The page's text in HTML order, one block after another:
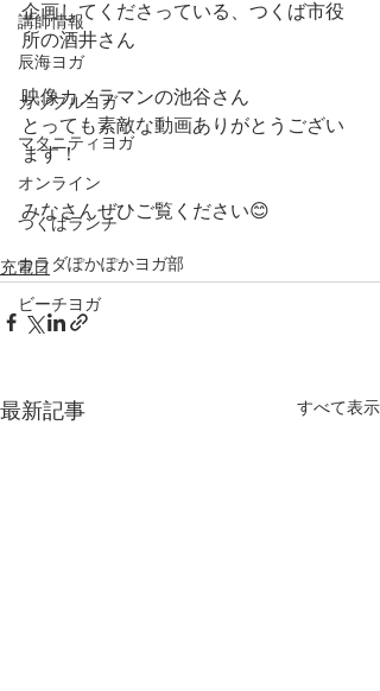
講師情報
辰海ヨガ
カップルヨガ
マタニティヨガ
オンライン
つくばランチ
カラダぽかぽかヨガ部
ビーチヨガ
企画してくださっている、つくば市役
所の酒井さん
映像カメラマンの池谷さん
とっても素敵な動画ありがとうござい
ます！
みなさんぜひご覧ください😊
充電日
最新記事 すべて表示